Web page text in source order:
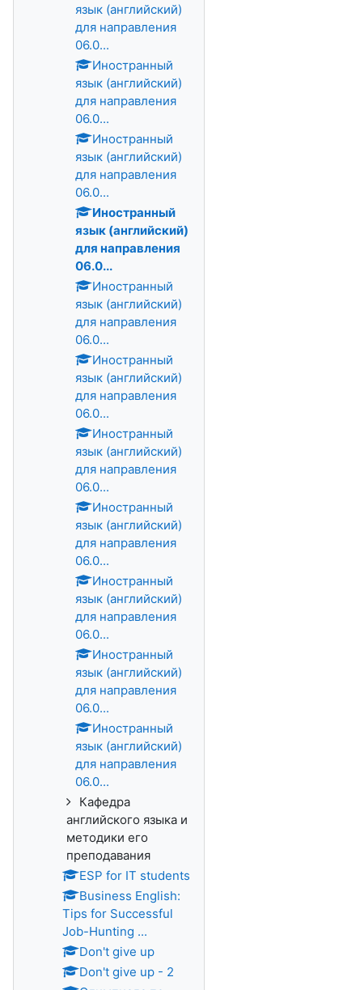
язык (английский)
для направления
06.0...
Иностранный
язык (английский)
для направления
06.0...
Иностранный
язык (английский)
для направления
06.0...
Иностранный
язык (английский)
для направления
06.0...
Иностранный
язык (английский)
для направления
06.0...
Иностранный
язык (английский)
для направления
06.0...
Иностранный
язык (английский)
для направления
06.0...
Иностранный
язык (английский)
для направления
06.0...
Иностранный
язык (английский)
для направления
06.0...
Иностранный
язык (английский)
для направления
06.0...
Иностранный
язык (английский)
для направления
06.0...
Кафедра
английского языка и
методики его
преподавания
ESP for IT students
Business English:
Tips for Successful
Job-Hunting ...
Don't give up
Don't give up - 2